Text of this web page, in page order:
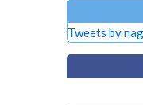
Tweets by